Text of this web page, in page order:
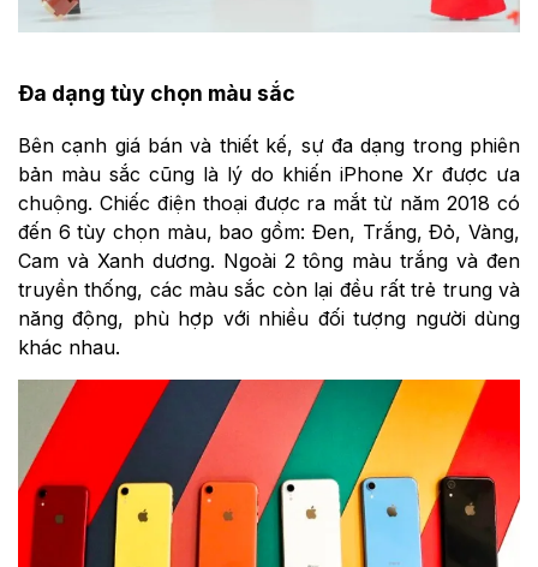
Đa dạng tùy chọn màu sắc
Bên cạnh giá bán và thiết kế, sự đa dạng trong phiên
bản màu sắc cũng là lý do khiến iPhone Xr được ưa
chuộng. Chiếc điện thoại được ra mắt từ năm 2018 có
đến 6 tùy chọn màu, bao gồm: Đen, Trắng, Đỏ, Vàng,
Cam và Xanh dương. Ngoài 2 tông màu trắng và đen
truyền thống, các màu sắc còn lại đều rất trẻ trung và
năng động, phù hợp với nhiều đối tượng người dùng
khác nhau.